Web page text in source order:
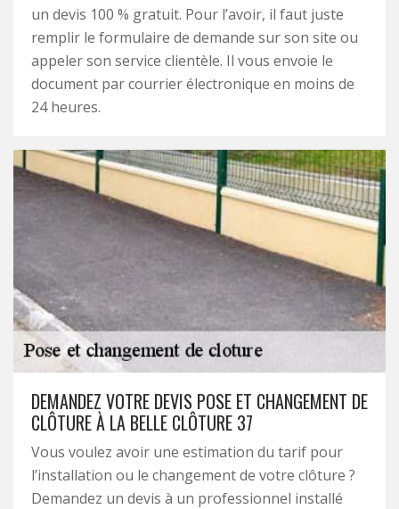
un devis 100 % gratuit. Pour l’avoir, il faut juste
remplir le formulaire de demande sur son site ou
appeler son service clientèle. Il vous envoie le
document par courrier électronique en moins de
24 heures.
DEMANDEZ VOTRE DEVIS POSE ET CHANGEMENT DE
CLÔTURE À LA BELLE CLÔTURE 37
Vous voulez avoir une estimation du tarif pour
l’installation ou le changement de votre clôture ?
Demandez un devis à un professionnel installé